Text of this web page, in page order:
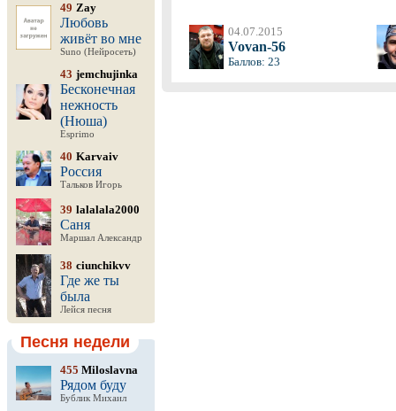
49 Zay
Любовь
живёт во мне
Suno (Нейросеть)
43 jemchujinka
Бесконечная
нежность
(Нюша)
Esprimo
40 Karvaiv
Россия
Тальков Игорь
39 lalalala2000
Саня
Маршал Александр
38 ciunchikvv
Где же ты
была
Лейся песня
Песня недели
455 Miloslavna
Рядом буду
Бублик Михаил
04.07.2015
Vovan-56
Баллов: 23